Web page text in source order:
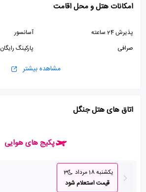
امکانات هتل و محل اقامت
پذیرش 24 ساعته
آسانسور
صرافی
پارکینگ رایگان
مشاهده بیشتر
اتاق های هتل جنگل
پکیج های هوایی
یکشنبه 18 مرداد
3
قیمت استعلام شود